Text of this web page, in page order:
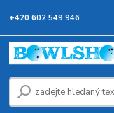
+420 602 549 946